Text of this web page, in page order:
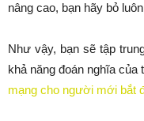
nâng cao, bạn hãy bỏ
Như vậy, bạn sẽ tập
khả năng đoán nghĩa
mạng cho người mới bắt